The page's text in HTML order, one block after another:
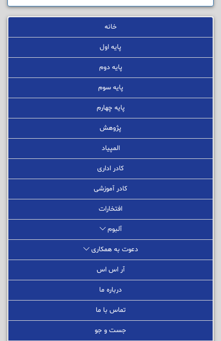
خانه
پایه اول
پایه دوم
پایه سوم
پایه چهارم
پژوهش
المپیاد
کادر اداری
کادر آموزشی
افتخارات
آلبوم
دعوت به همکاری
آر اس اس
درباره ما
تماس با ما
جست و جو